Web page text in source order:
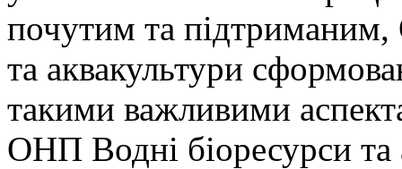
почутим та
та аквакультури
такими важливими
ОНП Водні біоресурси та